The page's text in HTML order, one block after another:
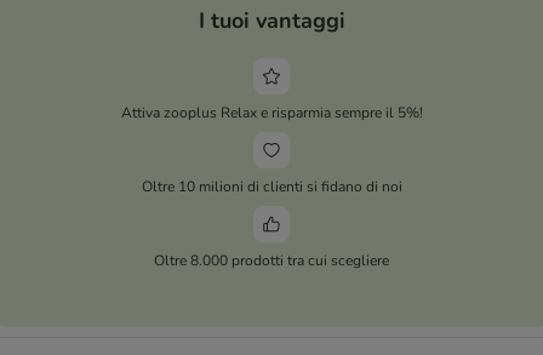
I tuoi vantaggi
Attiva zooplus Relax e risparmia sempre il 5%!
Oltre 10 milioni di clienti si fidano di noi
Oltre 8.000 prodotti tra cui scegliere